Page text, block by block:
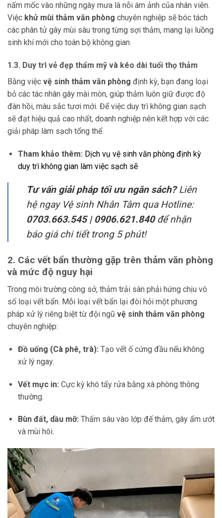
nấm mốc vào những ngày mưa là nỗi ám ảnh của nhân viên.
Việc khử mùi thảm văn phòng chuyên nghiệp sẽ bóc tách
các phân tử gây mùi sâu trong từng sợi thảm, mang lại luồng
sinh khí mới cho toàn bộ không gian.
1.3. Duy trì vẻ đẹp thẩm mỹ và kéo dài tuổi thọ thảm
Bằng việc vệ sinh thảm văn phòng định kỳ, bạn đang loại
bỏ các tác nhân gây mài mòn, giúp thảm luôn giữ được độ
đàn hồi, màu sắc tươi mới. Để việc duy trì không gian sạch
sẽ đạt hiệu quả cao nhất, doanh nghiệp nên kết hợp với các
giải pháp làm sạch tổng thể.
Tham khảo thêm: Dịch vụ vệ sinh văn phòng định kỳ
duy trì không gian làm việc sạch sẽ
Tư vấn giải pháp tối ưu ngân sách?Liên
hệ ngay Vệ sinh Nhân Tâm qua Hotline:
0703.663.545 | 0906.621.840để nhận
báo giá chi tiết trong 5 phút!
2. Các vết bẩn thường gặp trên thảm văn phòng
và mức độ nguy hại
Trong môi trường công sở, thảm trải sàn phải hứng chịu vô
số loại vết bẩn. Mỗi loại vết bẩn lại đòi hỏi một phương
pháp xử lý riêng biệt từ đội ngũ vệ sinh thảm văn phòng
chuyên nghiệp:
Đồ uống (Cà phê, trà): Tạo vết ố cứng đầu nếu không
xử lý ngay.
Vết mực in: Cực kỳ khó tẩy rửa bằng xà phòng thông
thường.
Bùn đất, dầu mỡ: Thấm sâu vào lớp đế thảm, gây ẩm ướt
và mùi hôi.